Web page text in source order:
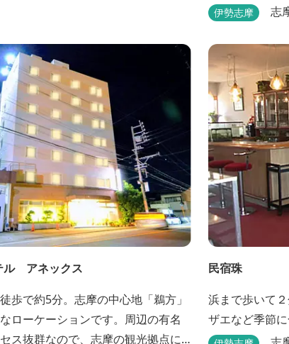
伊勢志摩 志
ル アネックス
歩で約5分。志摩の中心地「鵜方」
ローケーションです。周辺の有名
ス抜群なので、志摩の観光拠点に
民宿珠
浜まで歩いて
ザエなど季節